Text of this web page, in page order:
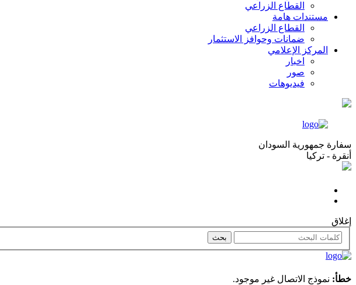
القطاع الزراعي
مستندات هامة
القطاع الزراعي
ضمانات وحوافز الاستثمار
المركز الإعلامي
اخبار
صور
فيديوهات
سفارة جمهورية السودان
أنقرة - تركيا
إغلاق
خطأ: نموذج الاتصال غير موجود.